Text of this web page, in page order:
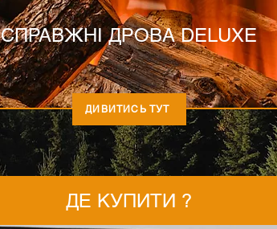
СПРАВЖНІ ДРОВА DELUXE
ДИВИТИСЬ ТУТ
ДЕ КУПИТИ ?